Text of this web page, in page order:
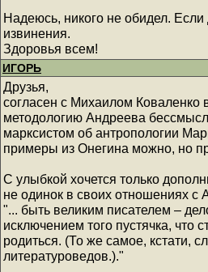
Надеюсь, никого не обидел.
извинения.
Здоровья всем!
ИГОРЬ
Друзья,
согласен с Михаилом Коваленко
методологию Андреева
марксистом об антропологии
примеры из Онегина можно, но
С улыбкой хочется только
не одинок в своих отношениях
"... быть великим писателем –
исключением того пустячка, что
родиться. (То же самое, кстати,
литературоведов.)."